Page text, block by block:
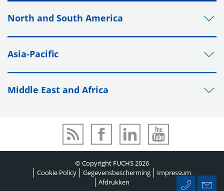
North and South America
Asia-Pacific
Middle East and Africa
© Copyright FUCHS 2026
Cookie Policy
Gegevensbescherming
Impressum
Afdrukken